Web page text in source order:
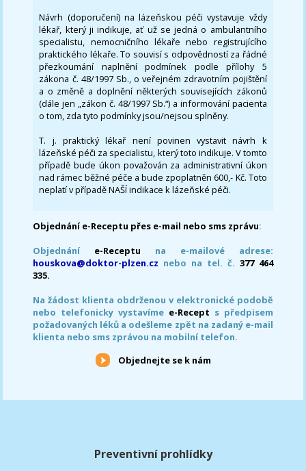
Návrh (doporučení) na lázeňskou péči vystavuje vždy
lékař, který ji indikuje, ať už se jedná o ambulantního
specialistu, nemocničního lékaře nebo registrujícího
praktického lékaře. To souvisí s odpovědností za řádné
přezkoumání naplnění podmínek podle přílohy 5
zákona č. 48/1997 Sb., o veřejném zdravotním pojištění
a o změně a doplnění některých souvisejících zákonů
(dále jen „zákon č. 48/1997 Sb.“) a informování pacienta
o tom, zda tyto podmínky jsou/nejsou splněny.
T. j. praktický lékař není povinen vystavit návrh k
lázeňské péči za specialistu, který toto indikuje. V tomto
případě bude úkon považován za administrativní úkon
nad rámec běžné péče a bude zpoplatněn 600,- Kč. Toto
neplatí v případě NAŠÍ indikace k lázeňské péči.
Objednání e-Receptu přes e-mail nebo sms zprávu:
Objednání e-Receptu na e-mailové adrese:
houskova@doktor-plzen.cz nebo na tel. č. 377 464
335.
Na žádost klienta obdrženou v elektronické podobě
nebo telefonicky vystavíme e-Recept s předpisem
požadovaných léků a odešleme zpět na zadaný e-mail
klienta nebo sms zprávou na mobilní telefon.
Objednejte se k nám
Preventivní prohlídky